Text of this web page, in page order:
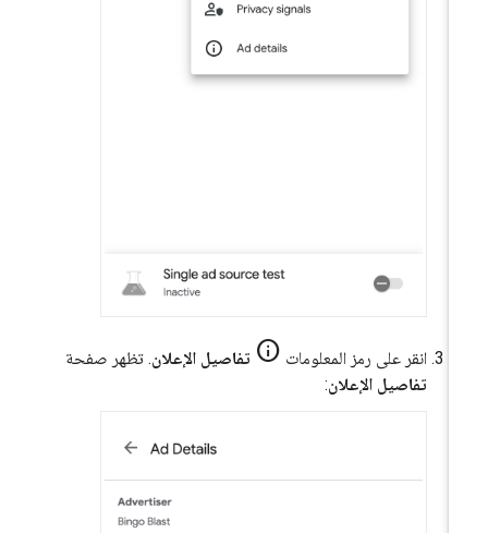
انقر على رمز المعلوماتinfo تفاصيل الإعلان. تظهر صفحة
تفاصيل الإعلان: